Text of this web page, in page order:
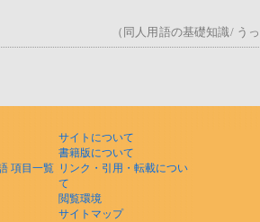
（同人用語の基礎知識/ う
項目一覧
サイトについて
書籍版について
リンク・引用・転載につい
て
閲覧環境
サイトマップ